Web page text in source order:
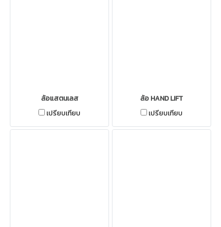
ล้อแสตนเลส
เปรียบเทียบ
ล้อ HAND LIFT
เปรียบเทียบ